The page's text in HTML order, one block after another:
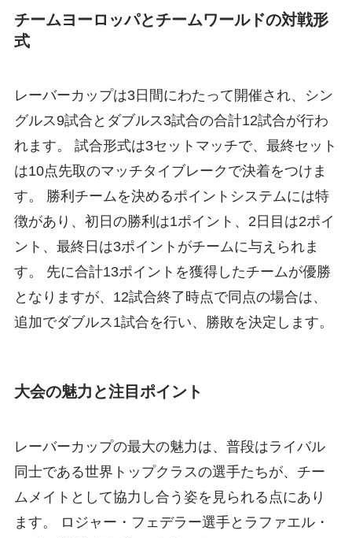
チームヨーロッパとチームワールドの対戦形
式
レーバーカップは3日間にわたって開催され、シン
グルス9試合とダブルス3試合の合計12試合が行わ
れます。 試合形式は3セットマッチで、最終セット
は10点先取のマッチタイブレークで決着をつけま
す。 勝利チームを決めるポイントシステムには特
徴があり、初日の勝利は1ポイント、2日目は2ポイ
ント、最終日は3ポイントがチームに与えられま
す。 先に合計13ポイントを獲得したチームが優勝
となりますが、12試合終了時点で同点の場合は、
追加でダブルス1試合を行い、勝敗を決定します。
大会の魅力と注目ポイント
レーバーカップの最大の魅力は、普段はライバル
同士である世界トップクラスの選手たちが、チー
ムメイトとして協力し合う姿を見られる点にあり
ます。 ロジャー・フェデラー選手とラファエル・